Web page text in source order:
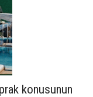
konusunun